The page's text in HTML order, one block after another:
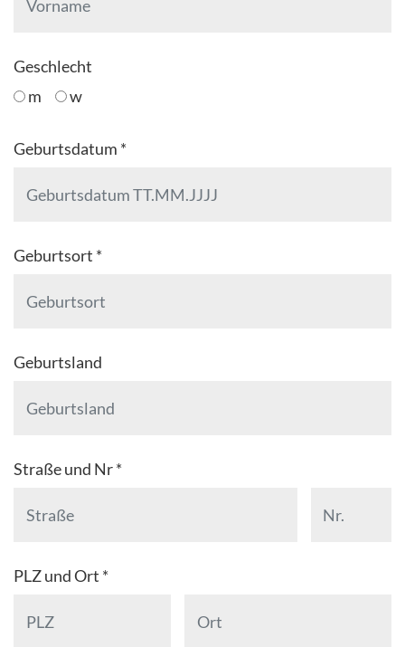
Geschlecht
m
w
Geburtsdatum *
Geburtsort *
Geburtsland
Straße und Nr *
PLZ und Ort *